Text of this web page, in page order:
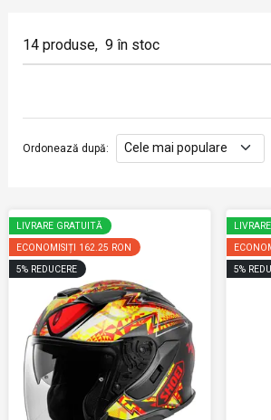
14 produse, 9 în stoc
Ordonează după:
LIVRARE GRATUITĂ
ECONOMISIȚI 162.25 RON
5% REDUCERE
5%